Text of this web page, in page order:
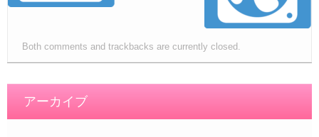
Both comments and trackbacks are currently closed.
アーカイブ